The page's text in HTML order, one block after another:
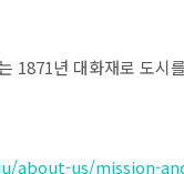
1871년 대화재로 도시
about-us/mission-